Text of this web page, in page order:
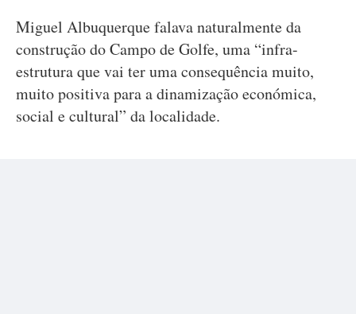
Miguel Albuquerque falava naturalmente da
construção do Campo de Golfe, uma “infra-
estrutura que vai ter uma consequência muito,
muito positiva para a dinamização económica,
social e cultural” da localidade.